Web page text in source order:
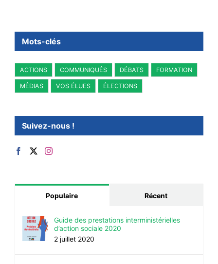
Mots-clés
ACTIONS COMMUNIQUÉS DÉBATS FORMATION
MÉDIAS VOS ÉLUES ÉLECTIONS
Suivez-nous !
Populaire Récent
Guide des prestations interministérielles
d’action sociale 2020
2 juillet 2020